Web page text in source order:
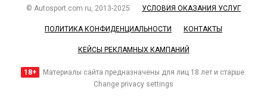
© Autosport.com.ru, 2013-2025 УСЛОВИЯ ОКАЗАНИЯ УСЛУГ
ПОЛИТИКА КОНФИДЕНЦИАЛЬНОСТИ КОНТАКТЫ
КЕЙСЫ РЕКЛАМНЫХ КАМПАНИЙ
18+
Материалы сайта предназначены для лиц 18 лет и старше.
Change privacy settings